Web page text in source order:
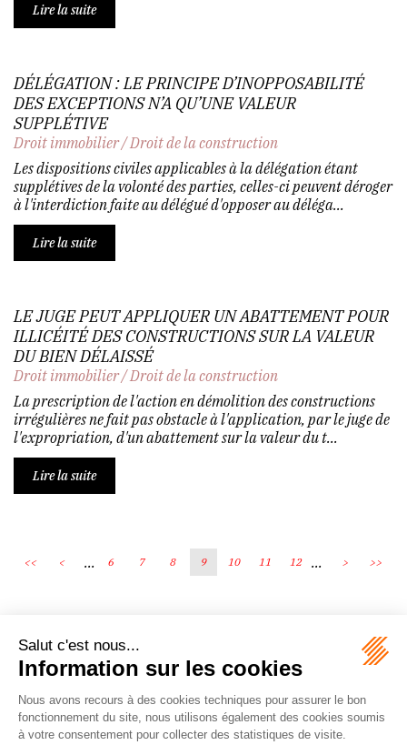
Lire la suite
DÉLÉGATION : LE PRINCIPE D’INOPPOSABILITÉ
DES EXCEPTIONS N’A QU’UNE VALEUR
SUPPLÉTIVE
Droit immobilier/Droit de la construction
Les dispositions civiles applicables à la délégation étant
supplétives de la volonté des parties, celles-ci peuvent déroger
à l'interdiction faite au délégué d'opposer au déléga...
Lire la suite
LE JUGE PEUT APPLIQUER UN ABATTEMENT POUR
ILLICÉITÉ DES CONSTRUCTIONS SUR LA VALEUR
DU BIEN DÉLAISSÉ
Droit immobilier/Droit de la construction
La prescription de l'action en démolition des constructions
irrégulières ne fait pas obstacle à l'application, par le juge de
l'expropriation, d'un abattement sur la valeur du t...
Lire la suite
<< < ... 6 7 8 9 10 11 12 ... > >>
Écosystème
Carrières